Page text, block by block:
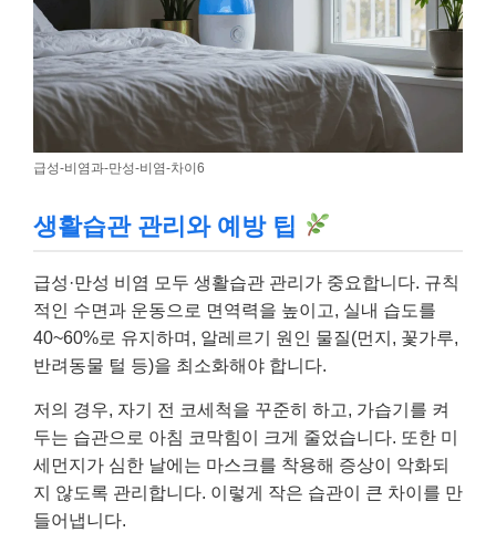
급성-비염과-만성-비염-차이6
생활습관 관리와 예방 팁
급성·만성 비염 모두 생활습관 관리가 중요합니다. 규칙
적인 수면과 운동으로 면역력을 높이고, 실내 습도를
40~60%로 유지하며, 알레르기 원인 물질(먼지, 꽃가루,
반려동물 털 등)을 최소화해야 합니다.
저의 경우, 자기 전 코세척을 꾸준히 하고, 가습기를 켜
두는 습관으로 아침 코막힘이 크게 줄었습니다. 또한 미
세먼지가 심한 날에는 마스크를 착용해 증상이 악화되
지 않도록 관리합니다. 이렇게 작은 습관이 큰 차이를 만
들어냅니다.